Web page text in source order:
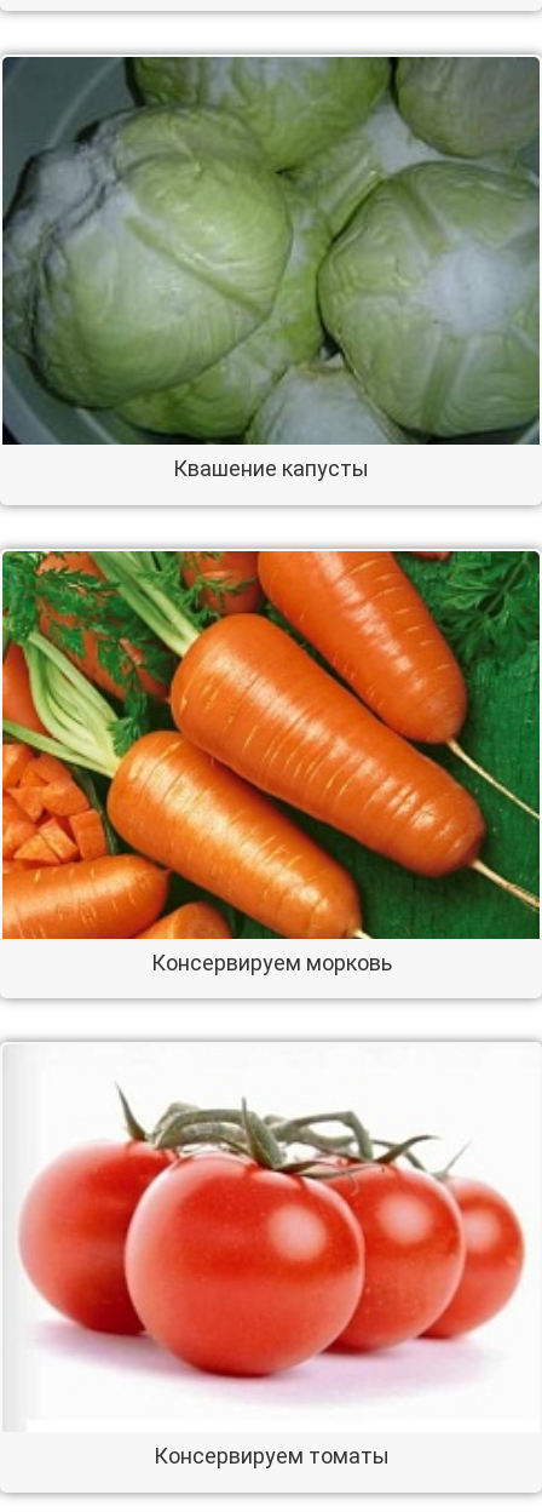
Квашение капусты
Консервируем морковь
Консервируем томаты